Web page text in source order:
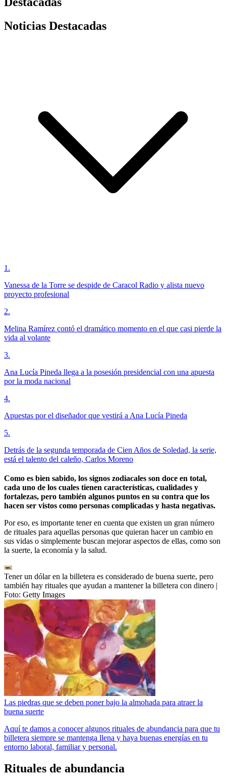
Noticias Destacadas
1 .
Vanessa de la Torre se despide de Caracol Radio y alista nuevo
proyecto profesional
2.
Melina Ramírez contó el dramático momento en el que casi pierde la
vida al volante
3.
Ana Lucía Pineda llega a la posesión presidencial con una apuesta
por la moda nacional
4.
Apuestas por el diseñador que vestirá a Ana Lucía Pineda
5.
Detrás de la segunda temporada de Cien Años de Soledad, la serie,
está el talento del caleño, Carlos Moreno
Como es bien sabido, los signos zodiacales son doce en total,
cada uno de los cuales tienen características, cualidades y
fortalezas, pero también algunos puntos en su contra que los
hacen ser vistos como personas complicadas y hasta negativas.
Por eso, es importante tener en cuenta que existen un gran número
de rituales para aquellas personas que quieran hacer un cambio en
sus vidas o simplemente buscan mejorar aspectos de ellas, como son
la suerte, la economía y la salud.
Tener un dólar en la billetera es considerado de buena suerte, pero
también hay rituales que ayudan a mantener la billetera con dinero |
Foto: Getty Images
Las piedras que se deben poner bajo la almohada para atraer la
buena suerte
Aquí te damos a conocer algunos rituales de abundancia para que tu
billetera siempre se mantenga llena y haya buenas energías en tu
entorno laboral, familiar y personal.
Rituales de abundancia